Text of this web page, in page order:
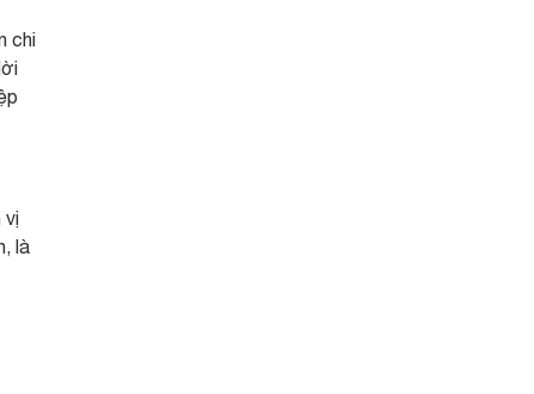
chi
vị
là